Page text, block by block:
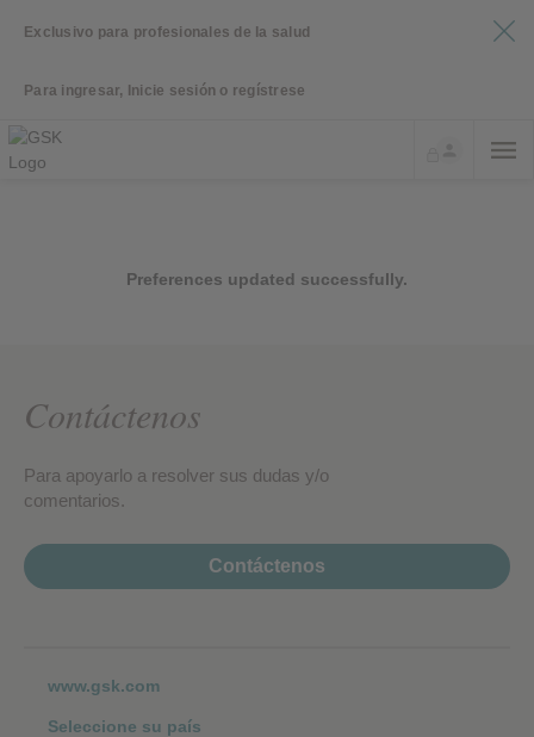
Exclusivo para profesionales de la salud
Para ingresar, Inicie sesión o regístrese
Preferences updated successfully.
Contáctenos
Para apoyarlo a resolver sus dudas y/o
comentarios.
Contáctenos
www.gsk.com
Seleccione su país